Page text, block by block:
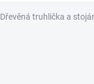
Dřevěná truhlička a